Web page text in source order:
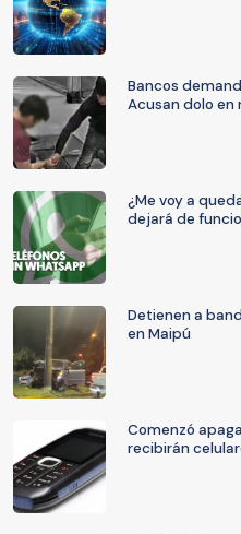
Bancos
Acusan dolo en
¿Me voy a
dejará de
Detienen a
en Maipú
Comenzó
recibirán